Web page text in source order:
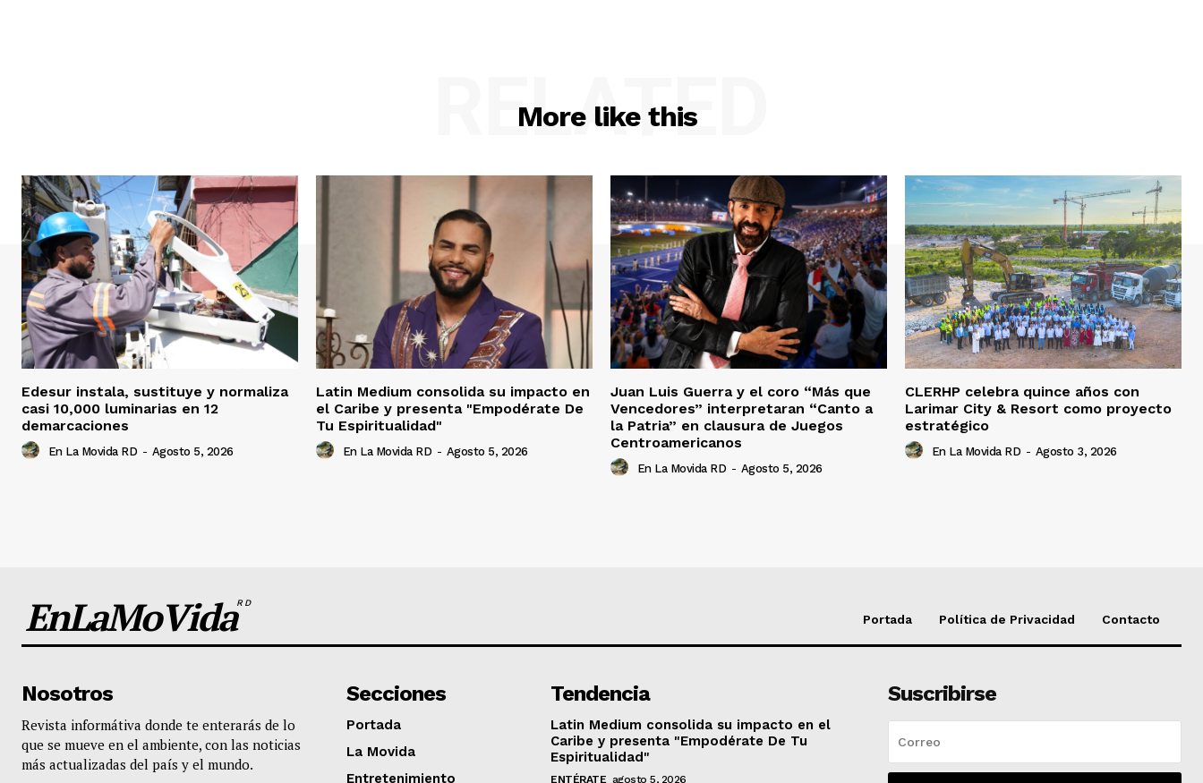
More like this
RELATED
Edesur instala, sustituye y normaliza
casi 10,000 luminarias en 12
demarcaciones
En La Movida RD - Agosto 5, 2026
Latin Medium consolida su impacto en
el Caribe y presenta "Empodérate De
Tu Espiritualidad"
En La Movida RD - Agosto 5, 2026
Juan Luis Guerra y el coro “Más que
Vencedores” interpretaran “Canto a
la Patria” en clausura de Juegos
Centroamericanos
En La Movida RD - Agosto 5, 2026
CLERHP celebra quince años con
Larimar City & Resort como proyecto
estratégico
En La Movida RD - Agosto 3, 2026
EnLaMoVidaRD
Portada Política de Privacidad Contacto
Nosotros
Revista informátiva donde te enterarás de lo
que se mueve en el ambiente, con las noticias
más actualizadas del país y el mundo.
Secciones
Portada
La Movida
Entretenimiento
Tendencia
Latin Medium consolida su impacto en el
Caribe y presenta "Empodérate De Tu
Espiritualidad"
ENTÉRATE agosto 5, 2026
Suscribirse